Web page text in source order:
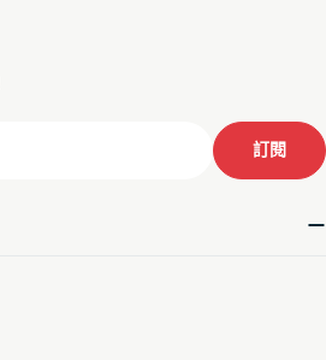
訂閱